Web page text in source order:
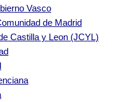
Vasco
de Madrid
Castilla y Leon (JCYL)